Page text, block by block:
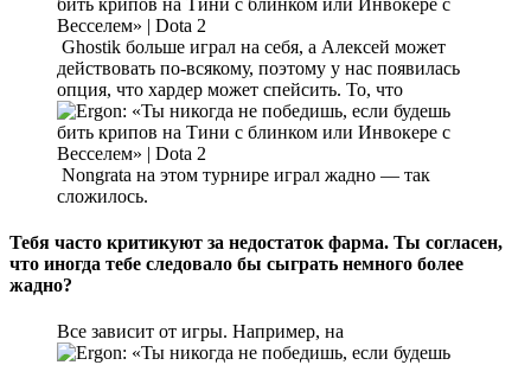
Ghostik больше играл на себя, а Алексей может
действовать по-всякому, поэтому у нас появилась
опция, что хардер может спейсить. То, что
Nongrata на этом турнире играл жадно — так
сложилось.
Тебя часто критикуют за недостаток фарма. Ты согласен,
что иногда тебе следовало бы сыграть немного более
жадно?
Все зависит от игры. Например, на